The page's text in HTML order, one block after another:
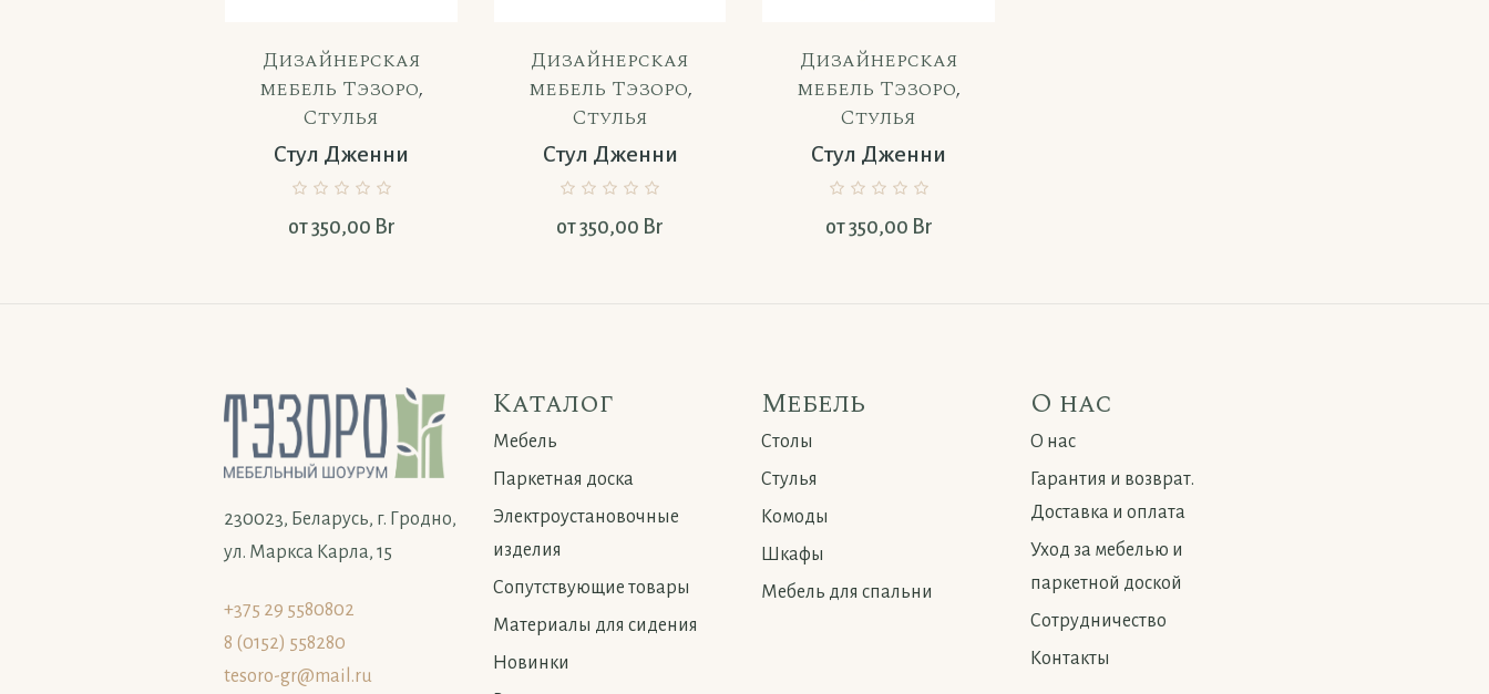
Дизайнерская
мебель Тэзоро,
Стулья
Стул Дженни
от350,00 Br
Дизайнерская
мебель Тэзоро,
Стулья
Стул Дженни
от350,00 Br
Дизайнерская
мебель Тэзоро,
Стулья
Стул Дженни
от350,00 Br
230023, Беларусь, г. Гродно,
ул. Маркса Карла, 15
+375 29 5580802
8 (0152) 558280
tesoro-gr@mail.ru
Каталог
Мебель
Паркетная доска
Электроустановочные
изделия
Сопутствующие товары
Материалы для сидения
Новинки
Мебель
Столы
Стулья
Комоды
Шкафы
Мебель для спальни
О нас
О нас
Гарантия и возврат.
Доставка и оплата
Уход за мебелью и
паркетной доской
Сотрудничество
Контакты